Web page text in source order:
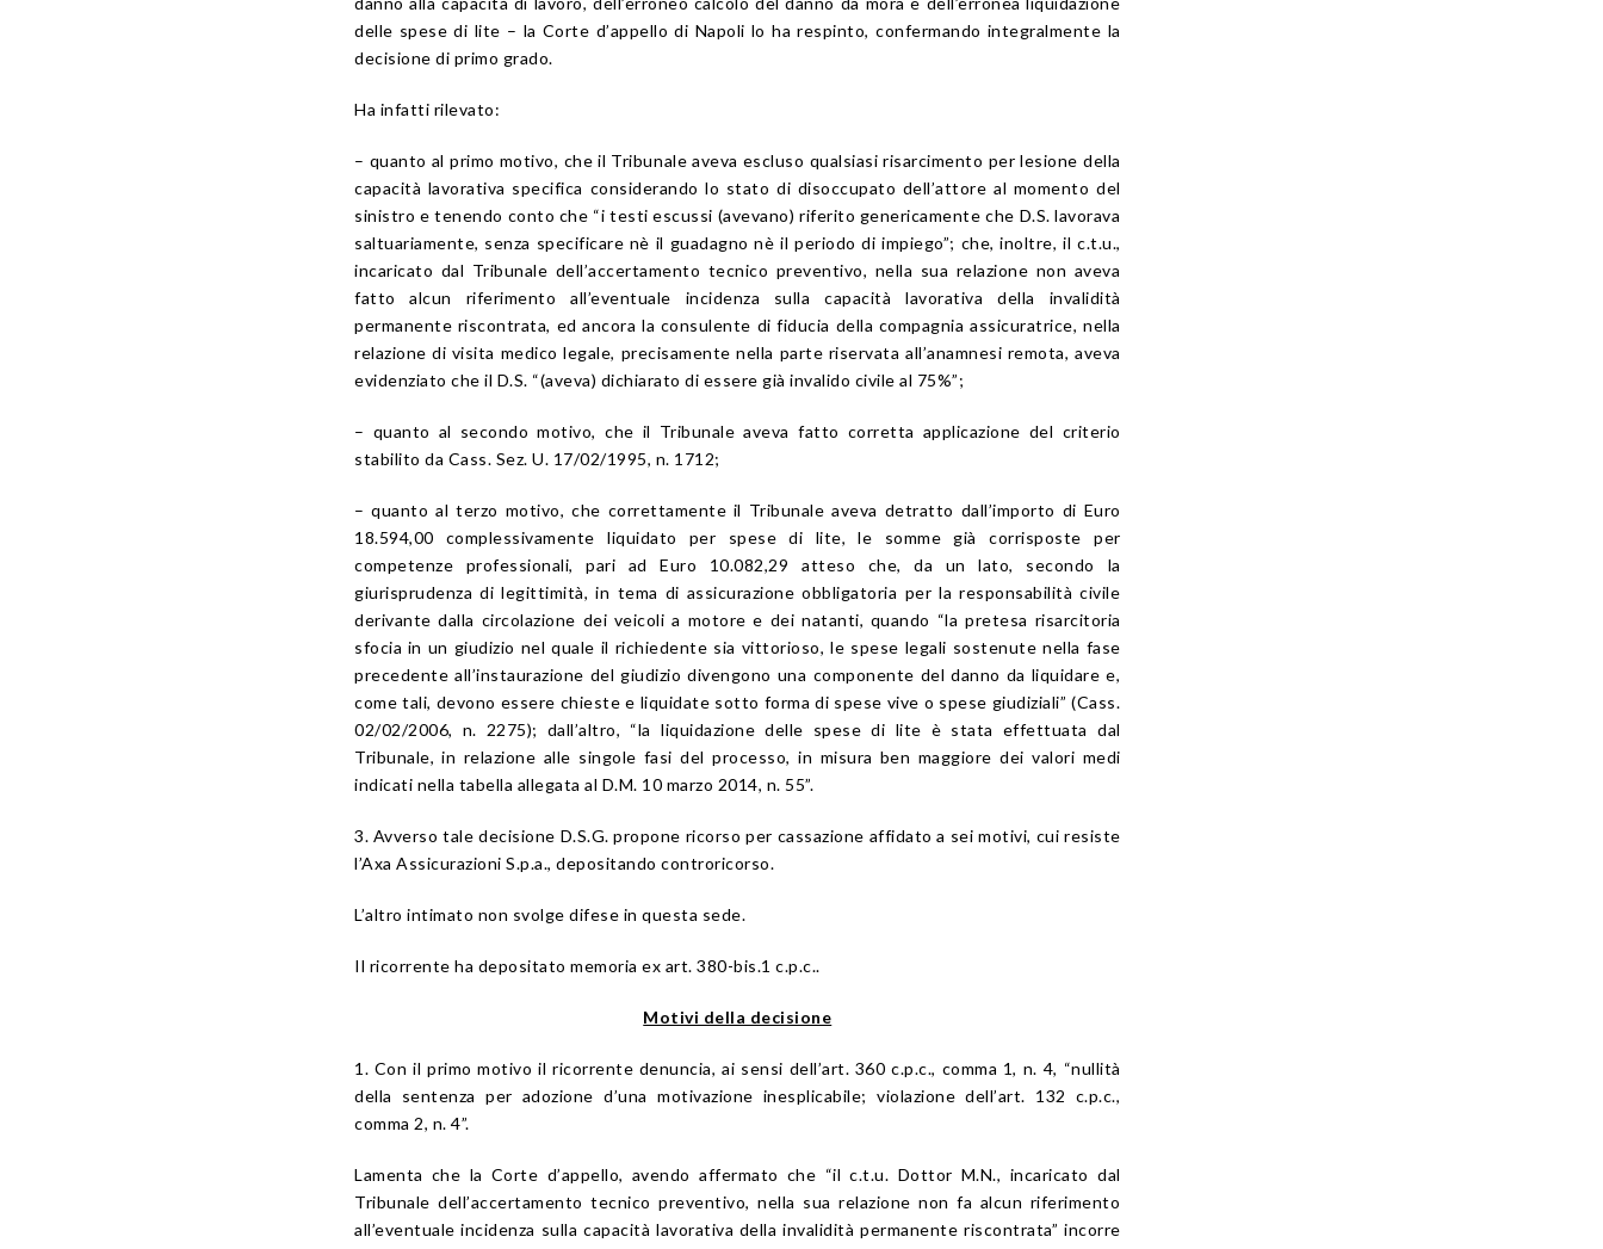
delle spese di lite – la Corte d’appello di Napoli lo ha respinto, confermando integralmente la
decisione di primo grado.
Ha infatti rilevato:
– quanto al primo motivo, che il Tribunale aveva escluso qualsiasi risarcimento per lesione della
capacità lavorativa specifica considerando lo stato di disoccupato dell’attore al momento del
sinistro e tenendo conto che “i testi escussi (avevano) riferito genericamente che D.S. lavorava
saltuariamente, senza specificare nè il guadagno nè il periodo di impiego”; che, inoltre, il c.t.u.,
incaricato dal Tribunale dell’accertamento tecnico preventivo, nella sua relazione non aveva
fatto alcun riferimento all’eventuale incidenza sulla capacità lavorativa della invalidità
permanente riscontrata, ed ancora la consulente di fiducia della compagnia assicuratrice, nella
relazione di visita medico legale, precisamente nella parte riservata all’anamnesi remota, aveva
evidenziato che il D.S. “(aveva) dichiarato di essere già invalido civile al 75%”;
– quanto al secondo motivo, che il Tribunale aveva fatto corretta applicazione del criterio
stabilito da Cass. Sez. U. 17/02/1995, n. 1712;
– quanto al terzo motivo, che correttamente il Tribunale aveva detratto dall’importo di Euro
18.594,00 complessivamente liquidato per spese di lite, le somme già corrisposte per
competenze professionali, pari ad Euro 10.082,29 atteso che, da un lato, secondo la
giurisprudenza di legittimità, in tema di assicurazione obbligatoria per la responsabilità civile
derivante dalla circolazione dei veicoli a motore e dei natanti, quando “la pretesa risarcitoria
sfocia in un giudizio nel quale il richiedente sia vittorioso, le spese legali sostenute nella fase
precedente all’instaurazione del giudizio divengono una componente del danno da liquidare e,
come tali, devono essere chieste e liquidate sotto forma di spese vive o spese giudiziali” (Cass.
02/02/2006, n. 2275); dall’altro, “la liquidazione delle spese di lite è stata effettuata dal
Tribunale, in relazione alle singole fasi del processo, in misura ben maggiore dei valori medi
indicati nella tabella allegata al D.M. 10 marzo 2014, n. 55”.
3. Avverso tale decisione D.S.G. propone ricorso per cassazione affidato a sei motivi, cui resiste
l’Axa Assicurazioni S.p.a., depositando controricorso.
L’altro intimato non svolge difese in questa sede.
Il ricorrente ha depositato memoria ex art. 380-bis.1 c.p.c..
Motivi della decisione
1. Con il primo motivo il ricorrente denuncia, ai sensi dell’art. 360 c.p.c., comma 1, n. 4, “nullità
della sentenza per adozione d’una motivazione inesplicabile; violazione dell’art. 132 c.p.c.,
comma 2, n. 4”.
Lamenta che la Corte d’appello, avendo affermato che “il c.t.u. Dottor M.N., incaricato dal
Tribunale dell’accertamento tecnico preventivo, nella sua relazione non fa alcun riferimento
all’eventuale incidenza sulla capacità lavorativa della invalidità permanente riscontrata” incorre